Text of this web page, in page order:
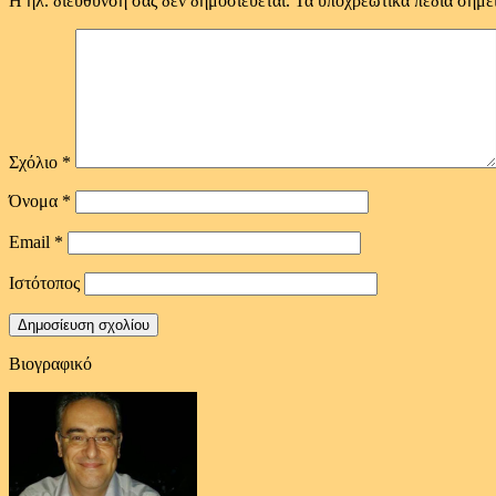
Σχόλιο *
Όνομα *
Email *
Ιστότοπος
Βιογραφικό